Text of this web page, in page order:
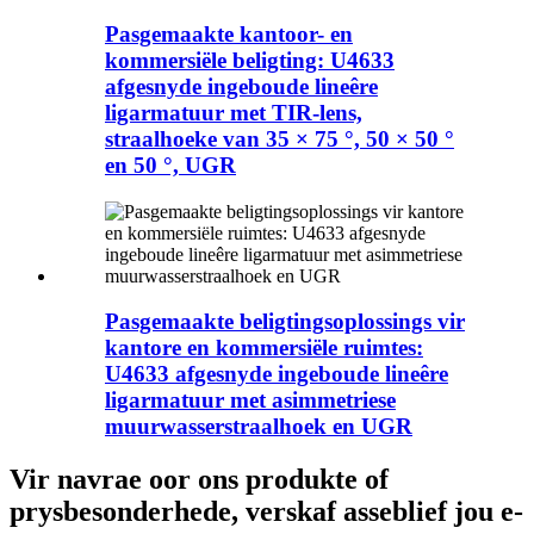
Pasgemaakte kantoor- en
kommersiële beligting: U4633
afgesnyde ingeboude lineêre
ligarmatuur met TIR-lens,
straalhoeke van 35 × 75 °, 50 × 50 °
en 50 °, UGR
Pasgemaakte beligtingsoplossings vir
kantore en kommersiële ruimtes:
U4633 afgesnyde ingeboude lineêre
ligarmatuur met asimmetriese
muurwasserstraalhoek en UGR
Vir navrae oor ons produkte of
prysbesonderhede, verskaf asseblief jou e-